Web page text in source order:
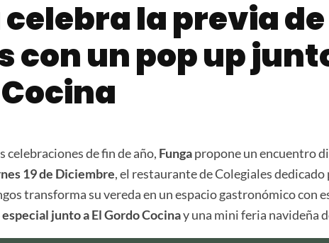
la previa
con un pop up
celebraciones de fin de año, Fungapropone un encuentro
19 de Diciembre, el restaurante de Colegiales
transforma su vereda en un espacio gastronómico con
especial junto a El Gordo Cocinay una mini feria navideña